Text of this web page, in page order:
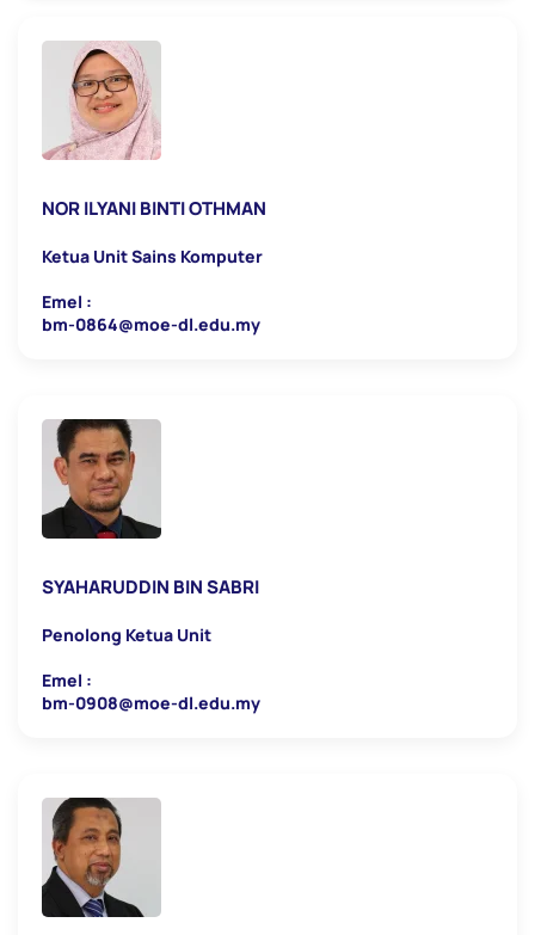
NOR ILYANI BINTI OTHMAN
Ketua Unit Sains Komputer
Emel :
bm-0864@moe-dl.edu.my
SYAHARUDDIN BIN SABRI
Penolong Ketua Unit
Emel :
bm-0908@moe-dl.edu.my